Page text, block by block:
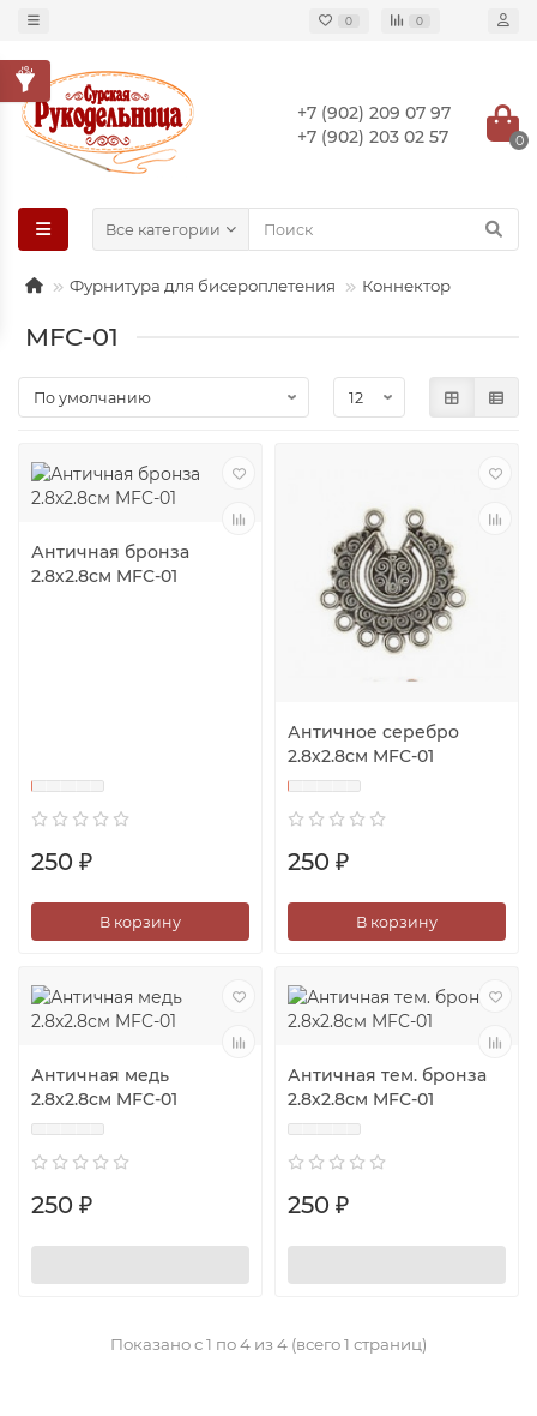
0 0
+7 (902) 209 07 97
+7 (902) 203 02 57
0
Все категории
Фурнитура для бисероплетения Коннектор
MFC-01
Античная бронза
2.8х2.8см MFC-01
250 ₽
В корзину
Античное серебро
2.8х2.8см MFC-01
250 ₽
В корзину
Античная медь
2.8х2.8см MFC-01
250 ₽
Античная тем. бронза
2.8х2.8см MFC-01
250 ₽
Показано с 1 по 4 из 4 (всего 1 страниц)